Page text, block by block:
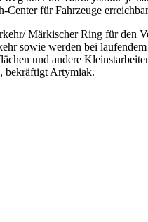
für Fahrzeuge
Märkischer Ring für den
sowie werden bei
und andere
bekräftigt Artymiak.